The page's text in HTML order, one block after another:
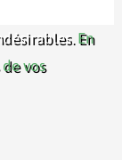
En
vos